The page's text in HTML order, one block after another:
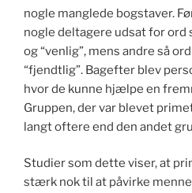
nogle manglede bogstaver.
nogle deltagere udsat for ord
og “venlig”, mens andre så
“fjendtlig”. Bagefter blev
hvor de kunne hjælpe en
Gruppen, der var blevet
langt oftere end den andet
Studier som dette viser, at
stærk nok til at påvirke